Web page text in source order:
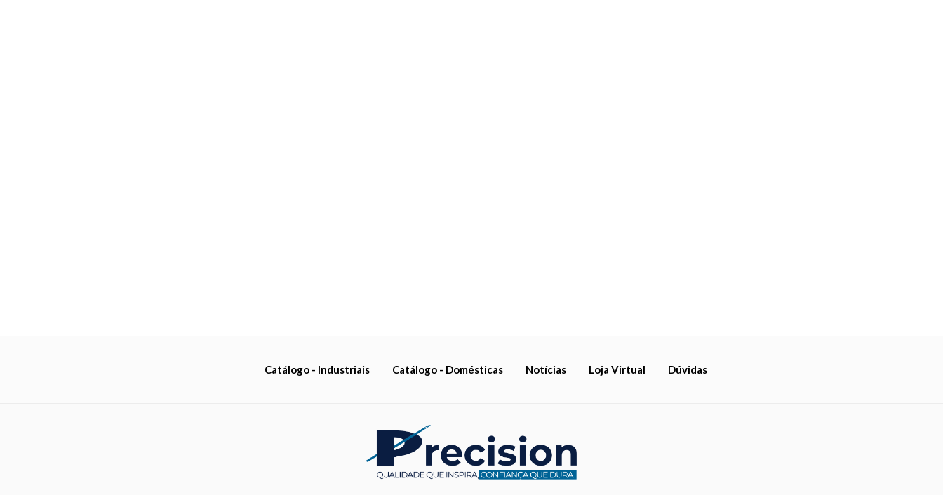
Catálogo - Industriais Catálogo - Domésticas Notícias Loja Virtual Dúvidas